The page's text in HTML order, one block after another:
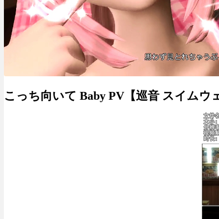
こっち向いて Baby PV【巡音 スイムウ